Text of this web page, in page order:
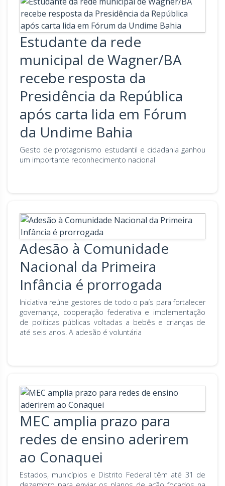
Estudante da rede
municipal de Wagner/BA
recebe resposta da
Presidência da República
após carta lida em Fórum
da Undime Bahia
Gesto de protagonismo estudantil e cidadania ganhou
um importante reconhecimento nacional
Adesão à Comunidade
Nacional da Primeira
Infância é prorrogada
Iniciativa reúne gestores de todo o país para fortalecer
governança, cooperação federativa e implementação
de políticas públicas voltadas a bebês e crianças de
até seis anos. A adesão é voluntária
MEC amplia prazo para
redes de ensino aderirem
ao Conaquei
Estados, municípios e Distrito Federal têm até 31 de